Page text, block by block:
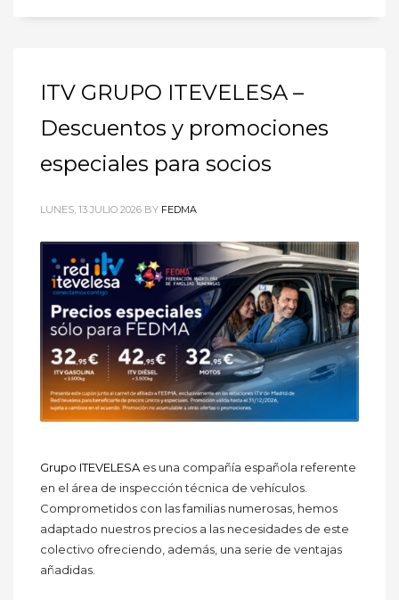
ITV GRUPO ITEVELESA –
Descuentos y promociones
especiales para socios
LUNES, 13 JULIO 2026 BY FEDMA
Grupo ITEVELESAes una compañía española referente
en el área de inspección técnica de vehículos.
Comprometidos con las familias numerosas, hemos
adaptado nuestros precios a las necesidades de este
colectivo ofreciendo, además, una serie de ventajas
añadidas.